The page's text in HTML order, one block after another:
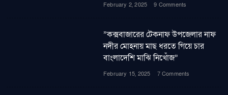
February 2, 2025 9 Comments
”কক্সবাজারের টেকনাফ উপজেলার নাফ
নদীর মোহনায় মাছ ধরতে গিয়ে চার
বাংলাদেশি মাঝি নিখোঁজ”
February 15, 2025 7 Comments